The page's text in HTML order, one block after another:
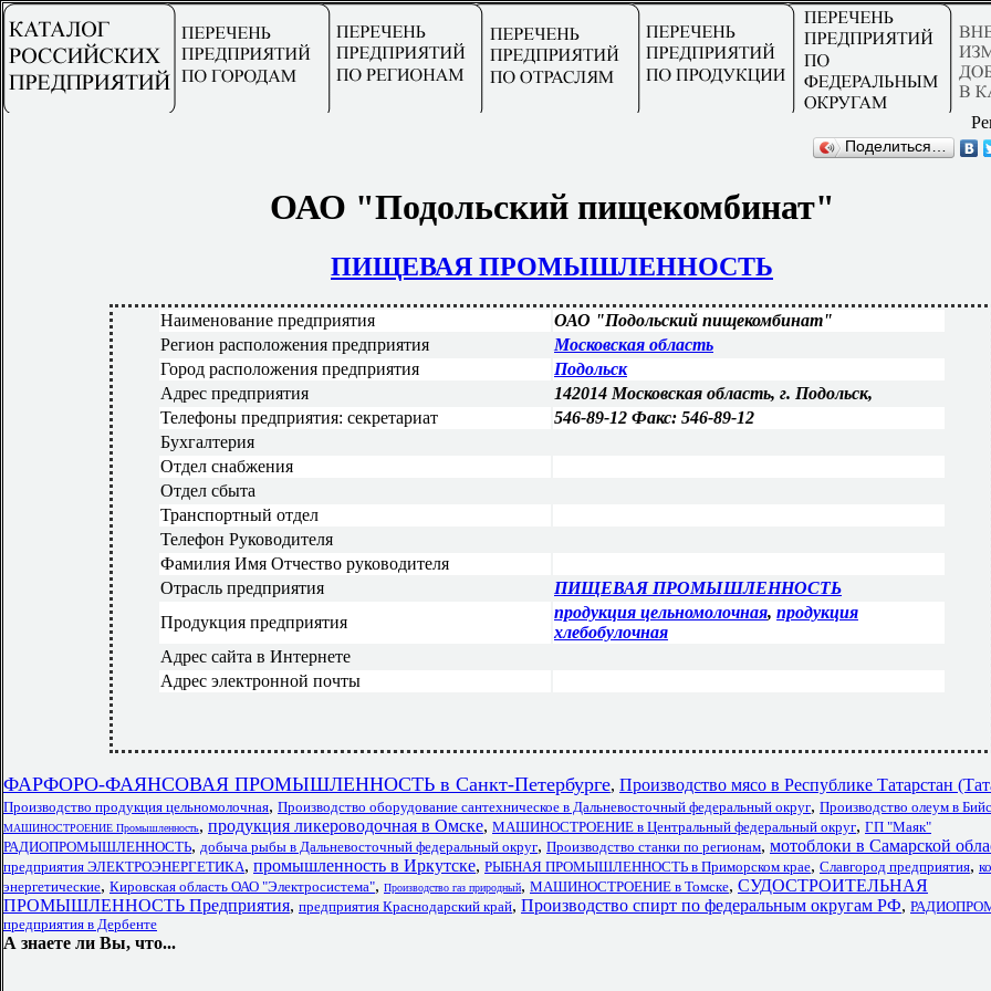
Поделиться…
ОАО "Подольский пищекомбинат"
ПИЩЕВАЯ ПРОМЫШЛЕННОСТЬ
Наименование предприятия
ОАО "Подольский пищекомбинат"
Регион расположения предприятия
Московская область
Город расположения предприятия
Подольск
Адрес предприятия
142014 Московская область, г. Подольск,
Телефоны предприятия: секретариат
546-89-12 Факс: 546-89-12
Бухгалтерия
Отдел снабжения
Отдел сбыта
Транспортный отдел
Телефон Руководителя
Фамилия Имя Отчество руководителя
Отрасль предприятия
ПИЩЕВАЯ ПРОМЫШЛЕННОСТЬ
Продукция предприятия
продукция цельномолочная, продукция
хлебобулочная
Адрес сайта в Интернете
Адрес электронной почты
ФАРФОРО-ФАЯНСОВАЯ ПРОМЫШЛЕННОСТЬ в Санкт-Петербурге, Производство мясо в Республике Татарстан
Производство продукция цельномолочная, Производство оборудование сантехническое в Дальневосточный федеральный округ, Производство олеум в
МАШИНОСТРОЕНИЕ Промышленность, продукция ликероводочная в Омске, МАШИНОСТРОЕНИЕ в Центральный федеральный округ, ГП "Маяк"
РАДИОПРОМЫШЛЕННОСТЬ, добыча рыбы в Дальневосточный федеральный округ, Производство станки по регионам, мотоблоки в Самарской
предприятия ЭЛЕКТРОЭНЕРГЕТИКА, промышленность в Иркутске, РЫБНАЯ ПРОМЫШЛЕННОСТЬ в Приморском крае, Славгород предприятия,
энергетические, Кировская область ОАО "Электросистема", Производство газ природный, МАШИНОСТРОЕНИЕ в Томске, СУДОСТРОИТЕЛЬНАЯ
ПРОМЫШЛЕННОСТЬ Предприятия, предприятия Краснодарский край, Производство спирт по федеральным округам РФ,
предприятия в Дербенте
А знаете ли Вы, что...